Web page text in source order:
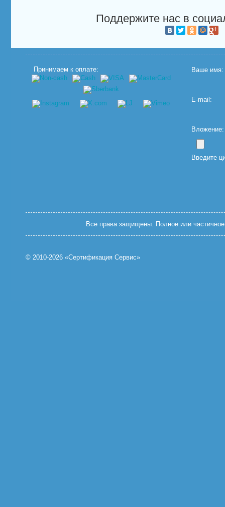
Поддержите нас в
Принимаем к оплате: Ваше имя:
E-mail:
Введите
Все права защищены. Полное или частичное
© 2010-2026 «Сертификация Сервис»